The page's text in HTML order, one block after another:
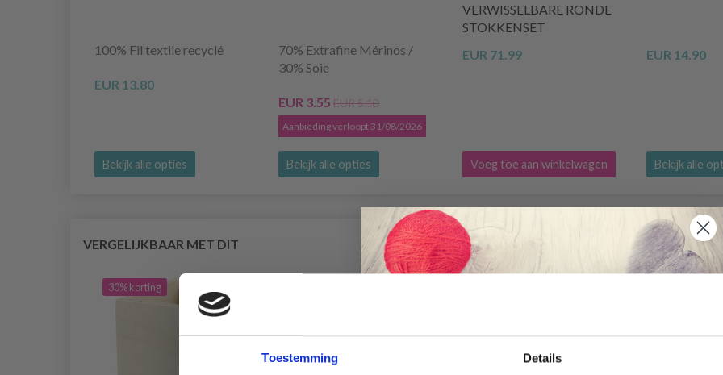
Toestemming Details
100% Fil textile recyclé
EUR 13.80
Bekijk alle opties
70% Extrafine Mérinos /
30% Soie
EUR 3.55 EUR 5.10
Aanbieding verloopt 31/08/2026
Bekijk alle opties
VERWISSELBARE RONDE
STOKKENSET
EUR 71.99
Voeg toe aan winkelwagen
EUR 14.90
Bekijk alle
VERGELIJKBAAR MET DIT
30% korting
Économisez jusqu'à 50 %